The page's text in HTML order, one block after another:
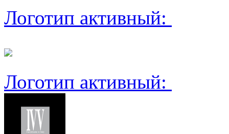
Логотип активный:
Логотип активный: